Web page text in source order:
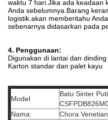
waktu 7 hari.Jika ada keadaan
Anda sebelumnya.Barang
logistik.akan memberitahu
sebenarnya didasarkan pada
4. Penggunaan:
Digunakan di lantai dan
Karton standar dan palet kayu
Model
Batu Sinter
Nama:
Chora